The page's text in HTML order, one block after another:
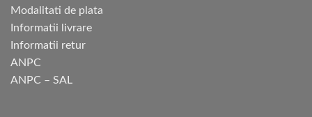
Modalitati de plata
Informatii livrare
Informatii retur
ANPC
ANPC – SAL